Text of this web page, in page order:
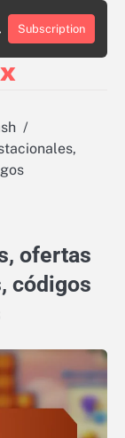
Subscription
ofertas
códigos